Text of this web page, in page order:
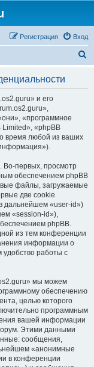
Вход
Регистрация
и его
«программное
Limited», «phpBB
время любой из ваших
Во-первых, просмотр
обеспечением phpBB
файлы, загружаемые
две cookie
дальнейшем «user-id»)
«session-id»),
phpBB.
из тем конференции
информации о
работы с
мы можем
обеспечению
целью которого
программным
вашей информации
Этими данными
сообщения,
«анонимные
в конференции